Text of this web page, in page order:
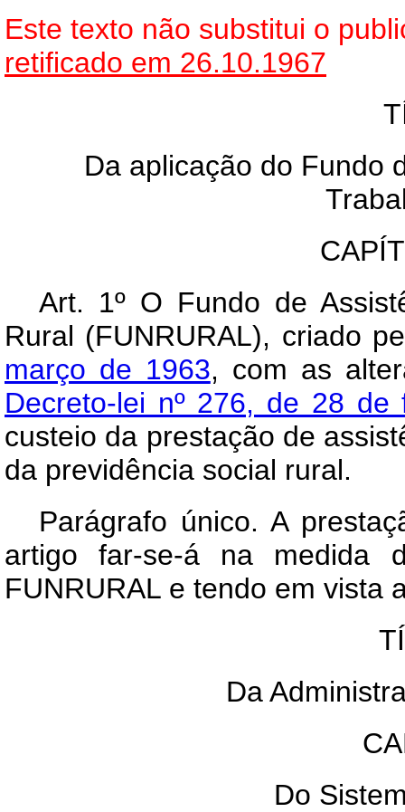
Este texto não substitui o
retificado em 26.10.1967
Da aplicação do Fundo
Art. 1º O Fundo de
Rural (FUNRURAL), criado
março de 1963, com as
Decreto-lei nº 276, de 28 de
custeio da prestação de
da previdência social rural.
Parágrafo único. A
artigo far-se-á na medida
FUNRURAL e tendo em vista
Da
Do